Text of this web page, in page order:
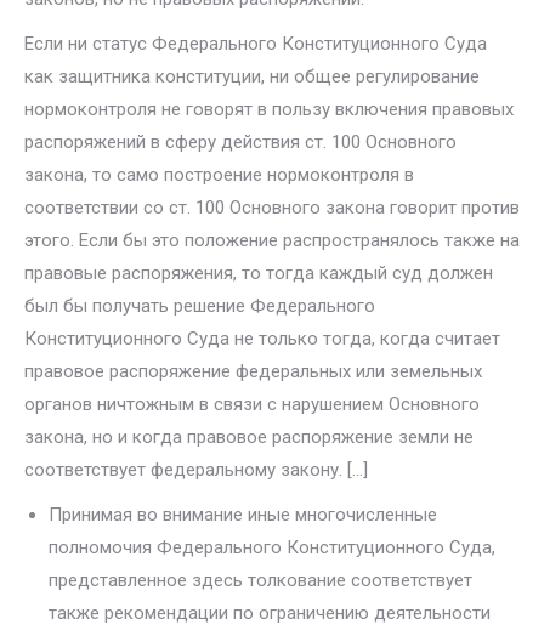
Если ни статус Федерального Конституционного Суда
как защитника конституции, ни общее регулирование
нормоконтроля не говорят в поль­зу включения правовых
распоряжений в сферу действия ст. 100 Основно­го
закона, то само построение нормоконтроля в
соответствии со ст. 100 Основного закона говорит против
этого. Если бы это положение распро­странялось также на
правовые распоряжения, то тогда каждый суд должен
был бы получать решение Федерального
Конституционного Суда не только тогда, когда считает
правовое распоряжение федеральных или земельных
органов ничтожным в связи с нарушением Основного
закона, но и когда правовое распоряжение земли не
соответствует федеральному закону. […]
Принимая во внимание иные многочисленные
полномочия Феде­рального Конституционного Суда,
представленное здесь толкование со­ответствует
также рекомендации по ограничению деятельности